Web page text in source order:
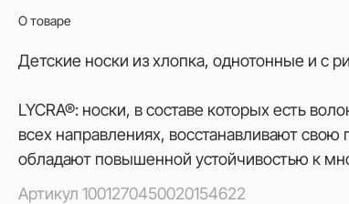
О товаре
Детские носки из хлопка, однотонные и с
LYCRA®: носки, в составе которых есть
всех направлениях, восстанавливают
обладают повышенной устойчивостью к
Артикул 1001270450020154622